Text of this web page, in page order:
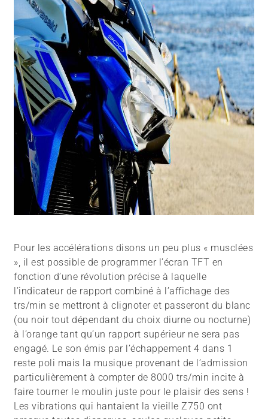
Pour les accélérations disons un peu plus « musclées
», il est possible de programmer l’écran TFT en
fonction d’une révolution précise à laquelle
l’indicateur de rapport combiné à l’affichage des
trs/min se mettront à clignoter et passeront du blanc
(ou noir tout dépendant du choix diurne ou nocturne)
à l’orange tant qu’un rapport supérieur ne sera pas
engagé. Le son émis par l’échappement 4 dans 1
reste poli mais la musique provenant de l’admission
particulièrement à compter de 8000 trs/min incite à
faire tourner le moulin juste pour le plaisir des sens !
Les vibrations qui hantaient la vieille Z750 ont